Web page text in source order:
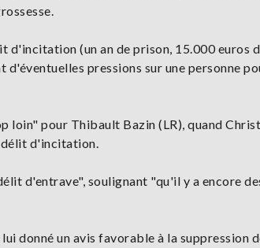
d'incitation (un an de prison, 15.000 euros
pressions sur une personne
pour Thibault Bazin (LR), quand
délit d'incitation.
d'entrave", soulignant "qu'il y a encore
donné un avis favorable à la suppression